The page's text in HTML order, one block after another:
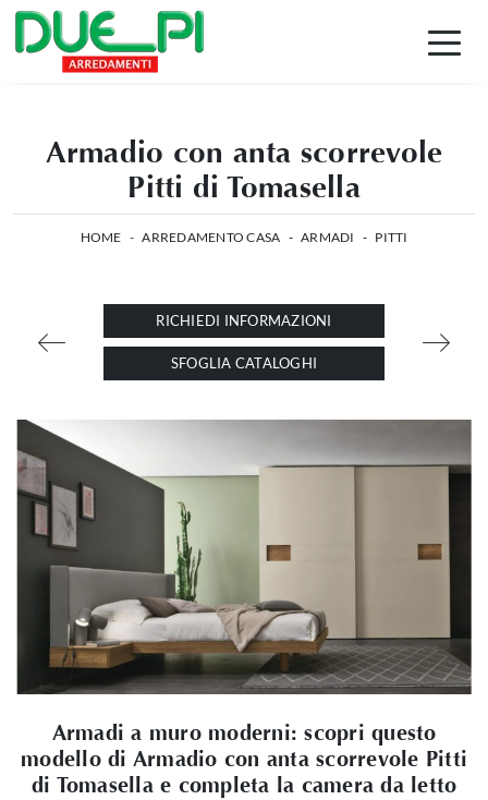
Armadio con anta scorrevole
Pitti di Tomasella
HOME - ARREDAMENTO CASA - ARMADI - PITTI
RICHIEDI INFORMAZIONI
SFOGLIA CATALOGHI
Armadi a muro moderni: scopri questo
modello di Armadio con anta scorrevole Pitti
di Tomasella e completa la camera da letto